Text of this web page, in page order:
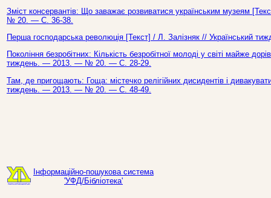
Зміст консервантів: Що заважає розвиватися українським музеям
№ 20. — С. 36-38.
Перша господарська революція [Текст] / Л. Залізняк //
Покоління безробітних: Кількість безробітної молоді у світі майже
тиждень. — 2013. — № 20. — С. 28-29.
Там, де пригощають: Гоща: містечко релігійних дисидентів і
тиждень. — 2013. — № 20. — С. 48-49.
Інформаційно-пошукова система
'УФД/Бібліотека'